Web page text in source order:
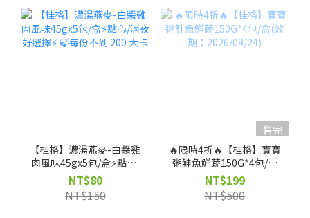
【桂格】濃湯燕麥-白醬雞
肉風味45gx5包/盒⚡點心/
消夜好選擇⚡ 🍃每份不到
200 大卡
NT$80
NT$150
售完
🔥限時4折🔥【桂格】寶寶
粥鮭魚鮮蔬150G*4包/盒
(效期：2026/09/24)
NT$199
NT$500